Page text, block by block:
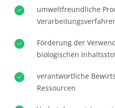
umweltfreundliche
Förderung der
biologischen
verantwortliche
Ressourcen